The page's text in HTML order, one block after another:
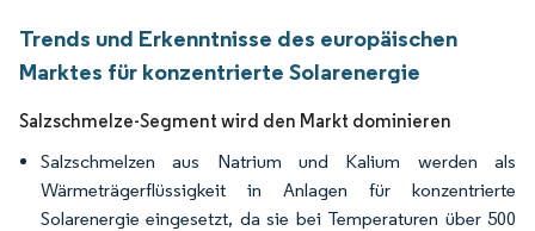
Trends und Erkenntnisse des europäischen
Marktes für konzentrierte Solarenergie
Salzschmelze-Segment wird den Markt dominieren
Salzschmelzen aus Natrium und Kalium werden als
Wärmeträgerflüssigkeit in Anlagen für konzentrierte
Solarenergie eingesetzt, da sie bei Temperaturen über 500